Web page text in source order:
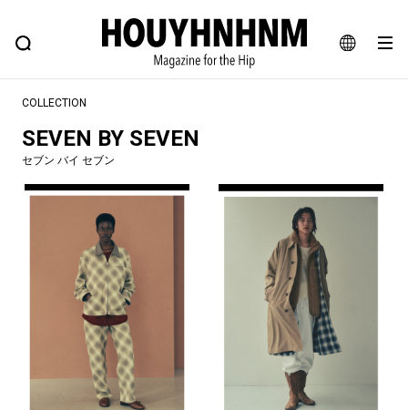
JA
FEATURE BLOG SNAP
ヒップなファッション、カルチャー、ライフスタイルWEBマガジン
#SHOPPING ADDICT #憧れの逸品
#ESSENTIAL DESIGNS
#NEW VINTAGE #マイナーグッド図鑑
#路地裏てぃーん。 #MONTHLY JOURNAL
#GH 銘品の所以 #フイナムのYouTube
#Commune H #AH.H
#ととけん #FASHION #MOVIE
COLLECTION
SEVEN BY SEVEN
セブン バイ セブン